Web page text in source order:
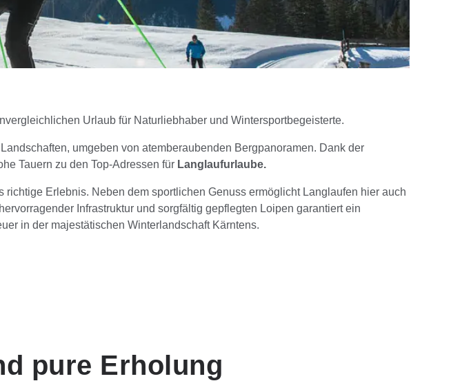
Urlaub für Naturliebhaber und Wintersportbegeisterte.
umgeben von atemberaubenden Bergpanoramen. Dank der
Tauern zu den Top-Adressen für Langlaufurlaube.
Erlebnis. Neben dem sportlichen Genuss ermöglicht Langlaufen hier auch
Infrastruktur und sorgfältig gepflegten Loipen garantiert ein
in der majestätischen Winterlandschaft Kärntens.
pure Erholung